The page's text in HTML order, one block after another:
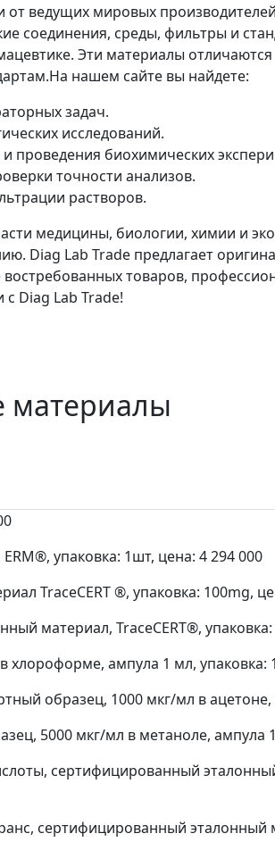
ведущих мировых
соединения, среды, фильтры и
Эти материалы
нашем сайте вы найдете:
задач.
исследований.
и проведения биохимических
точности анализов.
растворов.
медицины, биологии, химии и
Diag Lab Trade предлагает
товаров,
Diag Lab Trade!
материалы
упаковка: 1шт, цена: 4 294 000
TraceCERT ®, упаковка: 100mg,
материал, TraceCERT®,
хлороформе, ампула 1 мл, упаковка:
образец, 1000 мкг/мл в ацетоне,
5000 мкг/мл в метаноле, ампула
сертифицированный
сертифицированный эталонный